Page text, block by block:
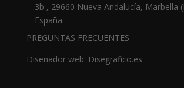
3b , 29660 Nueva Andalucía, Marbella
España.
PREGUNTAS FRECUENTES
Diseñador web: Disegrafico.es